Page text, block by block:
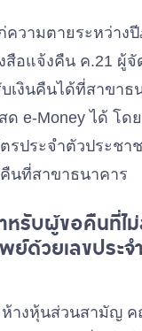
พร้อม
เพย์ กรณี
ที่ผู้ขอคืน
ลง
ทะเบียน
พร้อมเพย์
ประจำตัว
ประชาชน
เงินฝาก
วามตายระหว่าง
สือแจ้งคืน ค.21 ผู้จั
เงินคืนได้ที่สาขาธ
ด e-Money ได้ โด
รประจำตัวประชา
นที่สาขาธนาคาร
หรับผู้ขอคืนที่ไ
ย์ด้วยเลขประจ
างหุ้นส่วนสามัญ